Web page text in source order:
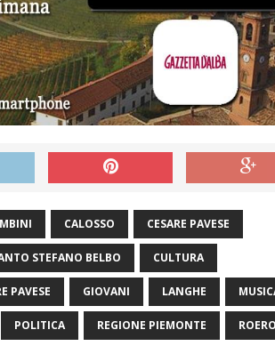
CALOSSO CESARE PAVESE
STEFANO BELBO CULTURA
PAVESE GIOVANI LANGHE
POLITICA REGIONE PIEMONTE ROERO